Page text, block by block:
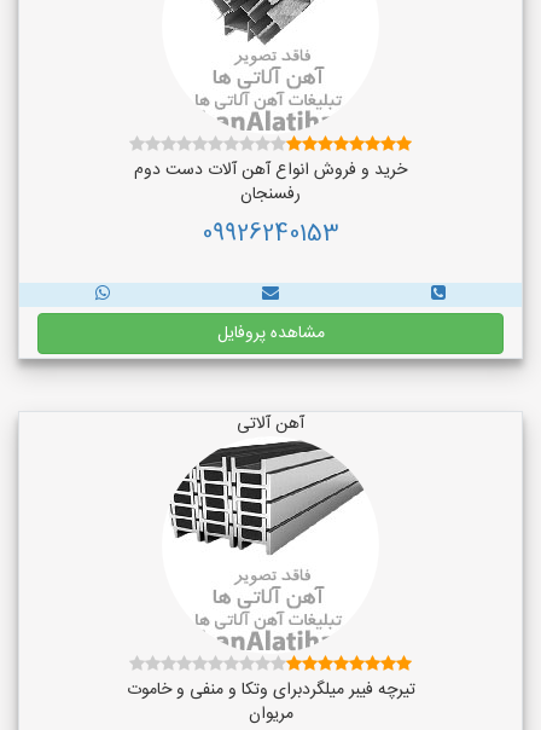
خرید و فروش انواع آهن آلات دست دوم
رفسنجان
09926240153
مشاهده پروفایل
آهن آلاتی
تیرچه فیبر میلگردبرای وتکا و منفی و خاموت
مریوان